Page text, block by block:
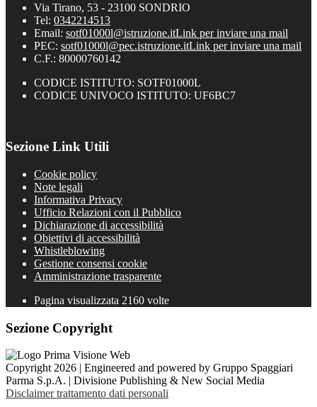
Via Tirano, 53 - 23100 SONDRIO
Tel: 0342214513
Email: sotf01000l@istruzione.itLink per inviare una mail
PEC: sotf01000l@pec.istruzione.itLink per inviare una mail
C.F.: 80000760142
CODICE ISTITUTO: SOTF01000L
CODICE UNIVOCO ISTITUTO: UF6BC7
Sezione Link Utili
Cookie policy
Note legali
Informativa Privacy
Ufficio Relazioni con il Pubblico
Dichiarazione di accessibilità
Obiettivi di accessibilità
Whistleblowing
Gestione consensi cookie
Amministrazione trasparente
Pagina visualizzata 2160 volte
Sezione Copyright
Copyright 2026 | Engineered and powered by Gruppo Spaggiari
Parma S.p.A. | Divisione Publishing & New Social Media
Disclaimer trattamento dati personali